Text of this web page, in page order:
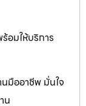
อมให้บริการ
มืออาชีพ มั่นใจ
น